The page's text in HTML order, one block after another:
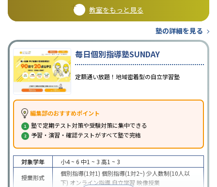
教室をもっと見る
塾の詳細を見る
毎日個別指導塾SUNDAY
定額通い放題！地域密着型の自立学習塾
編集部のおすすめポイント
塾で定期テスト対策や受験対策に集中できる
予習・演習・確認テストがすべて塾で完結
対象学年 小4 ~ 6 中1 ~ 3 高1 ~ 3
授業形式
個別指導(1対1) 個別指導(1対2~) 少人数制(10人以
下) オンライン指導 自立学習 映像授業